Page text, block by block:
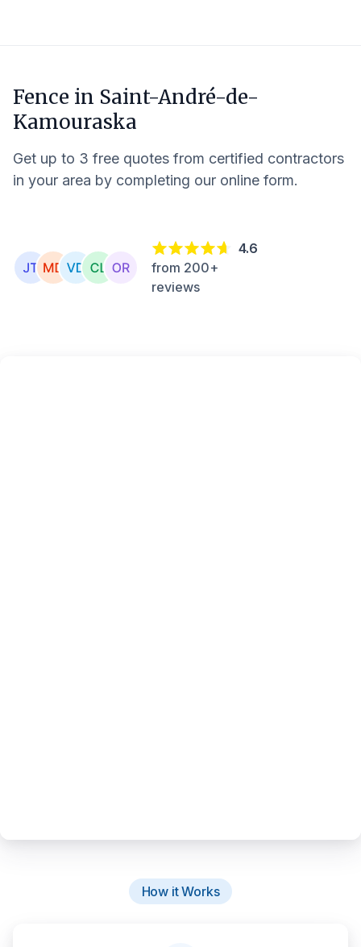
Fence in Saint-André-de-
Kamouraska
Get up to 3 free quotes from certified contractors
in your area by completing our online form.
4.6
from 200+
reviews
How it Works